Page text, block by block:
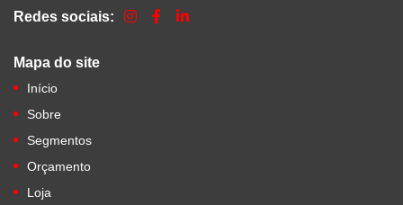
Redes sociais:
Mapa do site
Início
Sobre
Segmentos
Orçamento
Loja